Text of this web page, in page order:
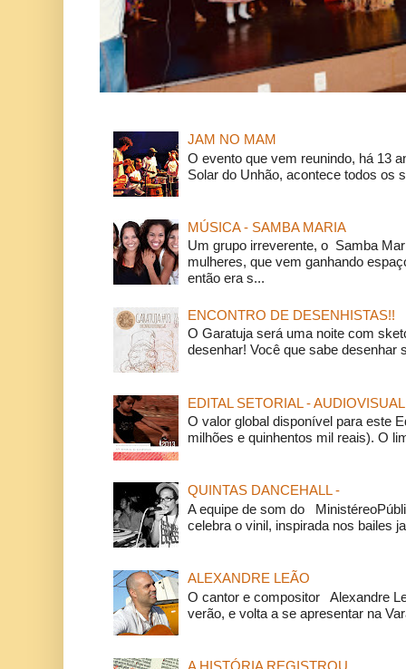
JAM NO MAM
O evento que vem reunindo, há 13
Solar do Unhão, acontece todos os
MÚSICA - SAMBA MARIA
Um grupo irreverente, o Samba
mulheres, que vem ganhando
então era s...
ENCONTRO DE DESENHISTAS!!
O Garatuja será uma noite com
desenhar! Você que sabe desenhar
EDITAL SETORIAL - AUDIOVISUAL
O valor global disponível para este
milhões e quinhentos mil reais). O
QUINTAS DANCEHALL -
A equipe de som do
celebra o vinil, inspirada nos bailes
ALEXANDRE LEÃO
O cantor e compositor Alexandre
verão, e volta a se apresentar na
A HISTÓRIA REGISTROU